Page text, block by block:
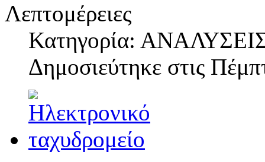
Λεπτομέρειες
Κατηγορία:
Δημοσιεύτηκε στις